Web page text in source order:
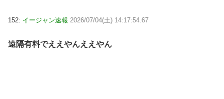
152: イージャン速報 2026/07/04(土) 14:17:54.67
遠隔有料でええやんええやん